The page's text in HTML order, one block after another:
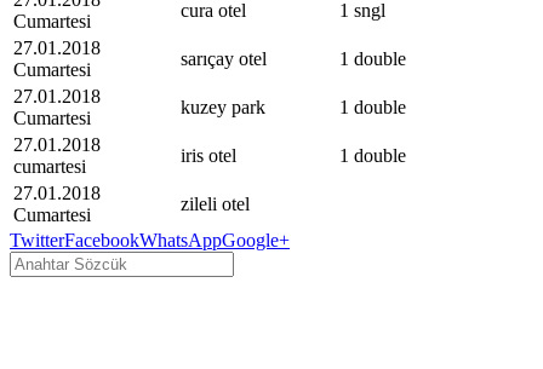
Cumartesi
cura otel
1 sngl
27.01.2018
Cumartesi
sarıçay otel
1 double
27.01.2018
Cumartesi
kuzey park
1 double
27.01.2018
cumartesi
iris otel
1 double
27.01.2018
Cumartesi
zileli otel
TwitterFacebookWhatsAppGoogle+